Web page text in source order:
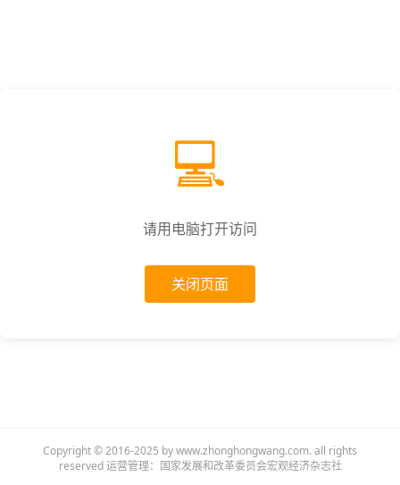
💻
请用电脑打开访问
关闭页面
Copyright © 2016-2025 by www.zhonghongwang.com. all rights
reserved 运营管理：国家发展和改革委员会宏观经济杂志社